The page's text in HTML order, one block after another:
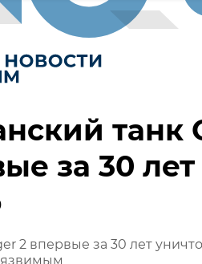
танк
за 30
2 впервые за 30 лет